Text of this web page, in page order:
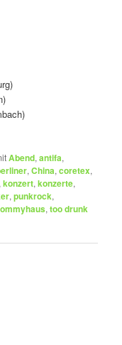
Abend,antifa,
,China,coretex,
,konzert,konzerte,
,punkrock,
,too drunk